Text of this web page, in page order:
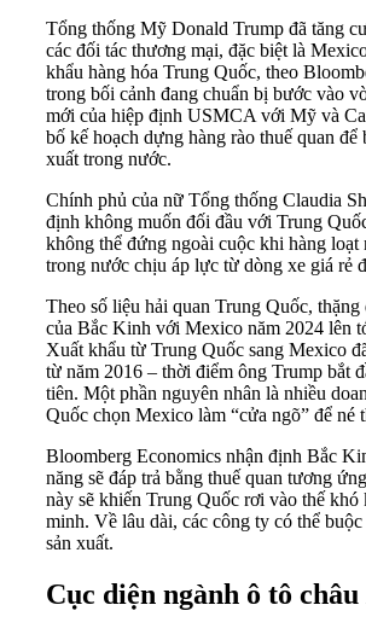
Tổng thống Mỹ Donald Trump đã tăng
các đối tác thương mại, đặc biệt là
khẩu hàng hóa Trung Quốc, theo
trong bối cảnh đang chuẩn bị bước vào
mới của hiệp định USMCA với Mỹ và
bố kế hoạch dựng hàng rào thuế quan để
xuất trong nước.
Chính phủ của nữ Tổng thống Claudia
định không muốn đối đầu với Trung
không thể đứng ngoài cuộc khi hàng loạt
trong nước chịu áp lực từ dòng xe giá rẻ
Theo số liệu hải quan Trung Quốc,
của Bắc Kinh với Mexico năm 2024 lên
Xuất khẩu từ Trung Quốc sang Mexico
từ năm 2016 – thời điểm ông Trump bắt
tiên. Một phần nguyên nhân là nhiều
Quốc chọn Mexico làm “cửa ngõ” để né
Bloomberg Economics nhận định Bắc
năng sẽ đáp trả bằng thuế quan tương
này sẽ khiến Trung Quốc rơi vào thế khó
minh. Về lâu dài, các công ty có thể buộc
sản xuất.
Cục diện ngành ô tô châu